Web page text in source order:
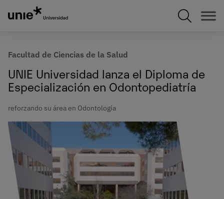
Facultad de Ciencias de la Salud
UNIE Universidad lanza el Diploma de
Especialización en Odontopediatría
reforzando su área en Odontología